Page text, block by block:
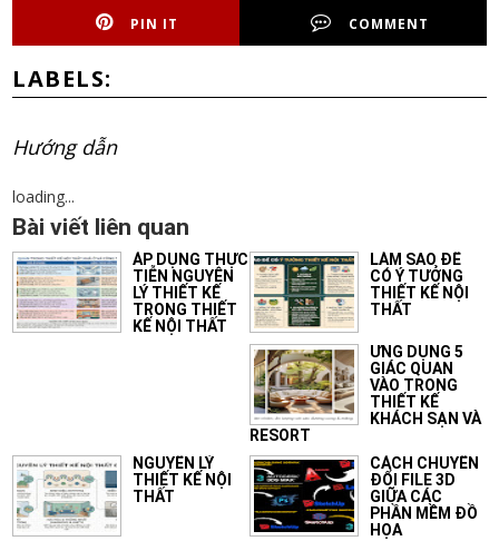
PIN IT COMMENT
LABELS:
Hướng dẫn
loading...
Bài viết liên quan
ÁP DỤNG THỰC
TIỄN NGUYÊN
LÝ THIẾT KẾ
TRONG THIẾT
KẾ NỘI THẤT
LÀM SAO ĐỂ
CÓ Ý TƯỞNG
THIẾT KẾ NỘI
THẤT
ỨNG DỤNG 5
GIÁC QUAN
VÀO TRONG
THIẾT KẾ
KHÁCH SẠN VÀ
RESORT
NGUYÊN LÝ
THIẾT KẾ NỘI
THẤT
CÁCH CHUYỂN
ĐỔI FILE 3D
GIỮA CÁC
PHẦN MỀM ĐỒ
HỌA